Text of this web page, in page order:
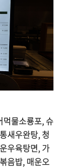
먹물소룡포, 슈
새우완탕, 청
우육탕면, 가
음밥, 매운오